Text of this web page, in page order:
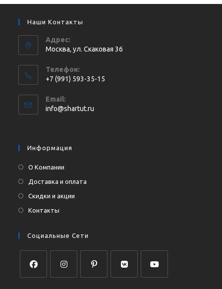
Наши Контакты
Адрес:
Москва, ул. Cкаковая 36
Телефон:
+7 (991) 593-35-15
в
вашем
Email:
info@shartut.ru
Информация
О Компании
Доставка и оплата
Скидки и акции
Контакты
Социальные Сети